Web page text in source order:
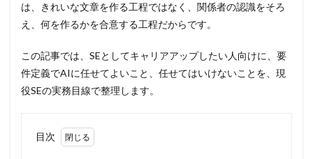
は、きれいな文章を作る工程ではなく、関係者の認識をそろ
え、何を作るかを合意する工程だからです。
この記事では、SEとしてキャリアアップしたい人向けに、要
件定義でAIに任せてよいこと、任せてはいけないことを、現
役SEの実務目線で整理します。
目次